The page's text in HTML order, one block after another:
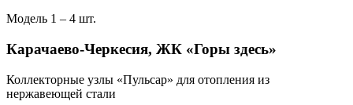
Модель 1 – 4 шт.
Карачаево-Черкесия, ЖК «Горы здесь»
Коллекторные узлы «Пульсар» для отопления из
нержавеющей стали